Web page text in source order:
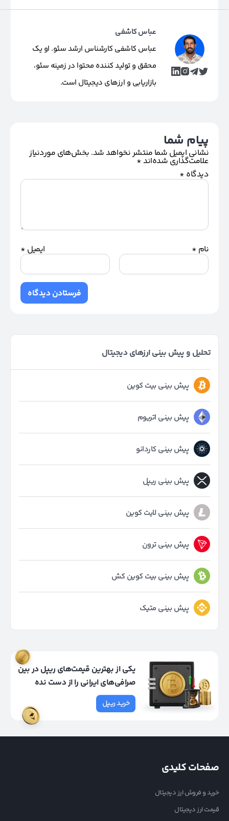
عباس کاشفی
عباس کاشفی کارشناس ارشد سئو. او یک
محقق و تولید کننده محتوا در زمینه سئو،
بازاریابی و ارزهای دیجیتال است.
پیام شما
نشانی ایمیل شما منتشر نخواهد شد. بخش‌های موردنیاز
علامت‌گذاری شده‌اند*
دیدگاه *
نام * ایمیل *
تحلیل و پیش بینی ارزهای دیجیتال
پیش بینی بیت کوین
پیش بینی اتریوم
پیش بینی کاردانو
پیش بینی ریپل
پیش بینی لایت کوین
پیش بینی ترون
پیش بینی بیت کوین کش
پیش بینی متیک
یکی از بهترین قیمت‌های ریپل در بین
صرافی‌های ایرانی را از دست نده
خرید ریپل
صفحات کلیدی
خرید و فروش ارز دیجیتال
قیمت ارز دیجیتال